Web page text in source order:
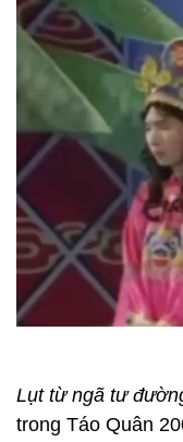
Lụt từ ngã tư
trong Táo Quân